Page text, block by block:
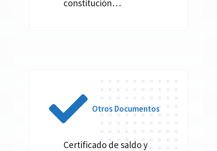
constitución…
Otros Documentos
Certificado de saldo y